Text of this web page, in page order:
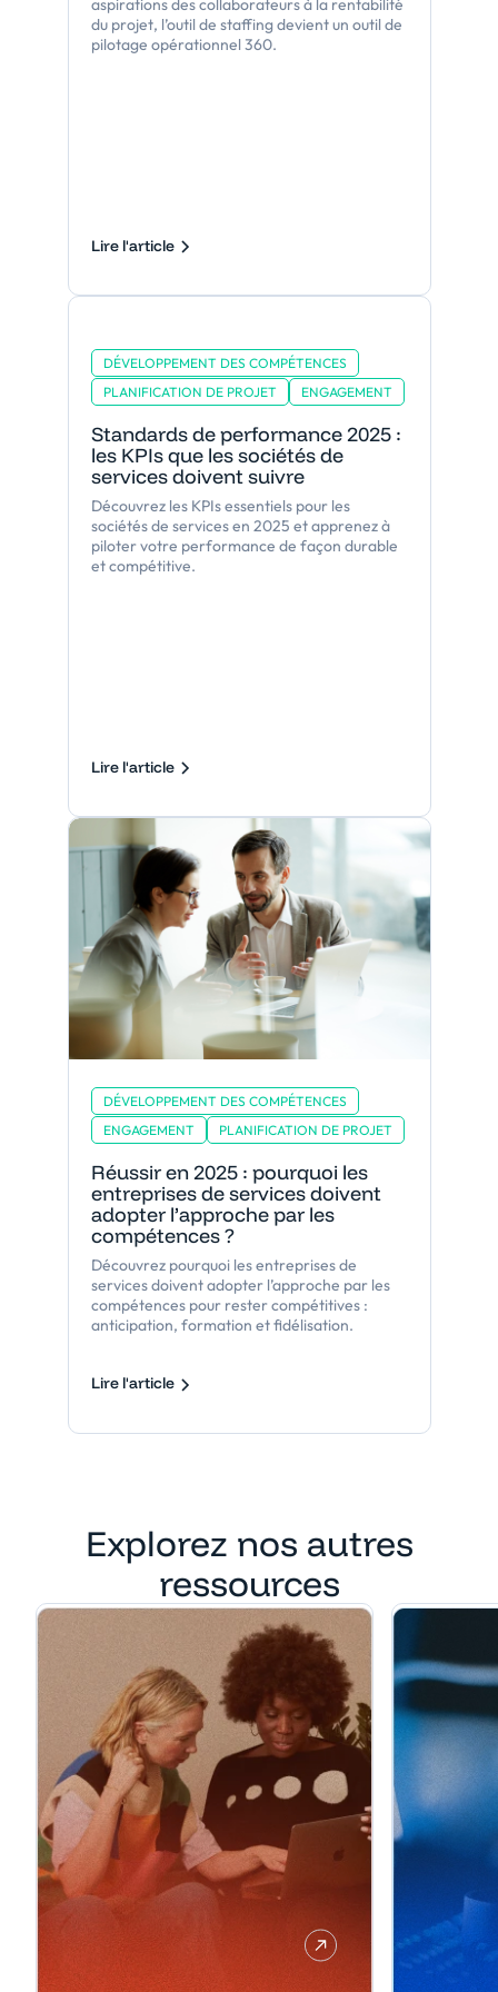
aspirations des collaborateurs à la rentabilité
du projet, l’outil de staffing devient un outil de
pilotage opérationnel 360.
Lire l'article
DÉVELOPPEMENT DES COMPÉTENCES
PLANIFICATION DE PROJET
ENGAGEMENT
Standards de performance 2025 :
les KPIs que les sociétés de
services doivent suivre
Découvrez les KPIs essentiels pour les
sociétés de services en 2025 et apprenez à
piloter votre performance de façon durable
et compétitive.
Lire l'article
DÉVELOPPEMENT DES COMPÉTENCES
ENGAGEMENT
PLANIFICATION DE PROJET
Réussir en 2025 : pourquoi les
entreprises de services doivent
adopter l’approche par les
compétences ?
Découvrez pourquoi les entreprises de
services doivent adopter l’approche par les
compétences pour rester compétitives :
anticipation, formation et fidélisation.
Lire l'article
Explorez nos autres
ressources